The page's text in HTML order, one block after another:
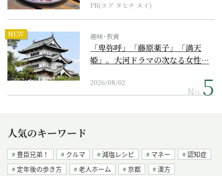
PR(エア タヒチ ヌイ)
NEW 趣味･教養
「卑弥呼」「藤原薬子」「満天
姫」。大河ドラマの次なる女性…
2026/08/02
No.
人気のキーワード
豊臣兄弟！ クルマ 減塩レシピ マネー
認知症
定年後の歩き方
老人ホーム 京都 漢方